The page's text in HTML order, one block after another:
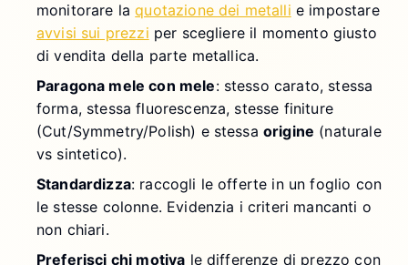
monitorare laquotazione dei metalli e impostare
avvisi sui prezzi per scegliere il momento giusto
di vendita della parte metallica.
Paragona mele con mele: stesso carato, stessa
forma, stessa fluorescenza, stesse finiture
(Cut/Symmetry/Polish) e stessa origine (naturale
vs sintetico).
Standardizza: raccogli le offerte in un foglio con
le stesse colonne. Evidenzia i criteri mancanti o
non chiari.
Preferisci chi motiva le differenze di prezzo con